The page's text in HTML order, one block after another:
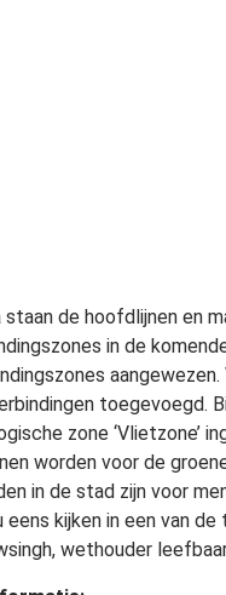
staan de hoofdlijnen en
in de
toegevoegd.
zone ‘Vlietzone’
worden voor de
in de stad zijn voor
eens kijken in een van
wethouder